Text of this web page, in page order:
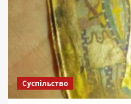
Суспільство